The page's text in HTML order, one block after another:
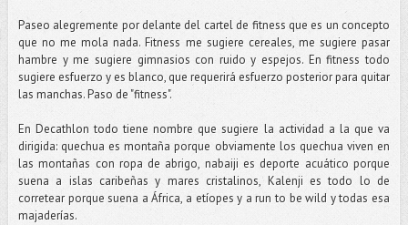
Paseo alegremente por delante del cartel de fitness que es un concepto
que no me mola nada. Fitness me sugiere cereales, me sugiere pasar
hambre y me sugiere gimnasios con ruido y espejos. En fitness todo
sugiere esfuerzo y es blanco, que requerirá esfuerzo posterior para quitar
las manchas. Paso de "fitness".
En Decathlon todo tiene nombre que sugiere la actividad a la que va
dirigida: quechua es montaña porque obviamente los quechua viven en
las montañas con ropa de abrigo, nabaiji es deporte acuático porque
suena a islas caribeñas y mares cristalinos, Kalenji es todo lo de
corretear porque suena a África, a etíopes y a run to be wild y todas esa
majaderías.